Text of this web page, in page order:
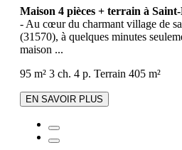
Maison 4 pièces + terrain à
- Au cœur du charmant village de
(31570), à quelques minutes
maison ...
95 m² 3 ch. 4 p. Terrain 405 m²
EN SAVOIR PLUS